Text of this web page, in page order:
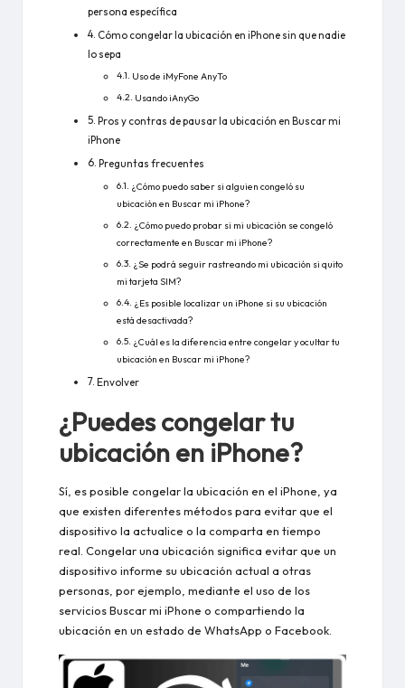
persona específica
Cómo congelar la ubicación en iPhone sin que nadie
lo sepa
Uso de iMyFone AnyTo
Usando iAnyGo
Pros y contras de pausar la ubicación en Buscar mi
iPhone
Preguntas frecuentes
¿Cómo puedo saber si alguien congeló su
ubicación en Buscar mi iPhone?
¿Cómo puedo probar si mi ubicación se congeló
correctamente en Buscar mi iPhone?
¿Se podrá seguir rastreando mi ubicación si quito
mi tarjeta SIM?
¿Es posible localizar un iPhone si su ubicación
está desactivada?
¿Cuál es la diferencia entre congelar y ocultar tu
ubicación en Buscar mi iPhone?
Envolver
¿Puedes congelar tu
ubicación en iPhone?
Sí, es posible congelar la ubicación en el iPhone, ya
que existen diferentes métodos para evitar que el
dispositivo la actualice o la comparta en tiempo
real. Congelar una ubicación significa evitar que un
dispositivo informe su ubicación actual a otras
personas, por ejemplo, mediante el uso de los
servicios Buscar mi iPhone o compartiendo la
ubicación en un estado de WhatsApp o Facebook.